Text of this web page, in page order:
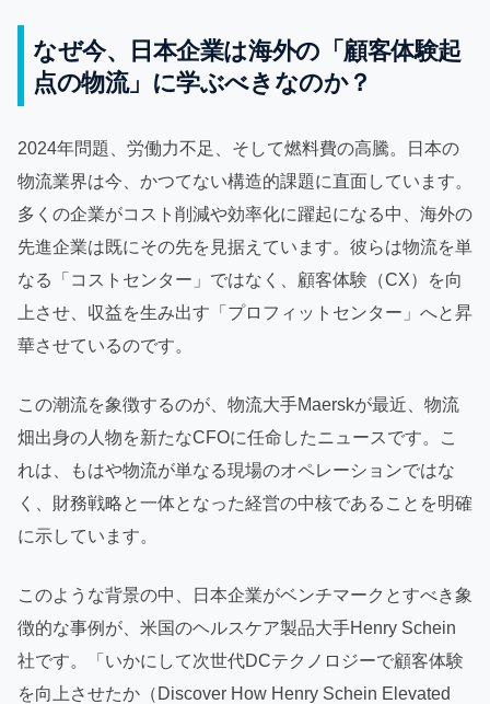
なぜ今、日本企業は海外の「顧客体験起
点の物流」に学ぶべきなのか？
2024年問題、労働力不足、そして燃料費の高騰。日本の
物流業界は今、かつてない構造的課題に直面しています。
多くの企業がコスト削減や効率化に躍起になる中、海外の
先進企業は既にその先を見据えています。彼らは物流を単
なる「コストセンター」ではなく、顧客体験（CX）を向
上させ、収益を生み出す「プロフィットセンター」へと昇
華させているのです。
この潮流を象徴するのが、物流大手Maerskが最近、物流
畑出身の人物を新たなCFOに任命したニュースです。こ
れは、もはや物流が単なる現場のオペレーションではな
く、財務戦略と一体となった経営の中核であることを明確
に示しています。
このような背景の中、日本企業がベンチマークとすべき象
徴的な事例が、米国のヘルスケア製品大手Henry Schein
社です。「いかにして次世代DCテクノロジーで顧客体験
を向上させたか（Discover How Henry Schein Elevated